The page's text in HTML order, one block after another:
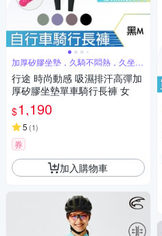
加厚矽膠坐墊，久騎不悶熱，久坐也
舒服
行途 時尚動感 吸濕排汗高彈加
厚矽膠坐墊單車騎行長褲 女
$1,190
5 (1)
券
加入購物車